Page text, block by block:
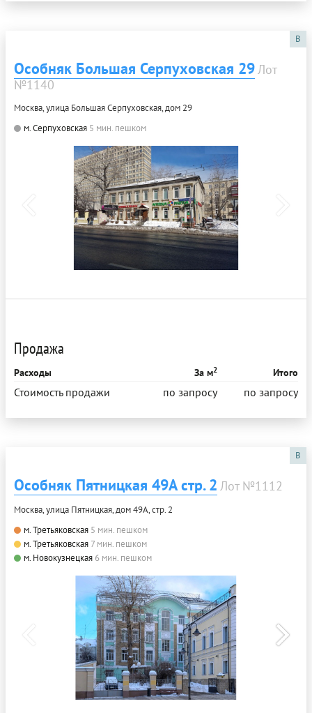
B
Особняк Большая Серпуховская 29Лот
№1140
Москва, улица Большая Серпуховская, дом 29
м. Серпуховская 5 мин. пешком
Продажа
Расходы За м2 Итого
Стоимость продажи по запросу по запросу
B
Особняк Пятницкая 49А стр. 2 Лот №1112
Москва, улица Пятницкая, дом 49А, стр. 2
м. Третьяковская 5 мин. пешком
м. Третьяковская 7 мин. пешком
м. Новокузнецкая 6 мин. пешком